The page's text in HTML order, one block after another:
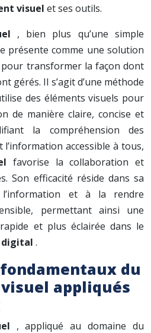
visuel et ses outils.
, bien plus qu’une simple
présente comme une solution
transformer la façon dont
gérés. Il s’agit d’une méthode
des éléments visuels pour
de manière claire, concise et
la compréhension des
accessible à tous,
favorise la collaboration et
Son efficacité réside dans sa
et à la rendre
permettant ainsi une
et plus éclairée dans le
.
du
appliqués
, appliqué au domaine du